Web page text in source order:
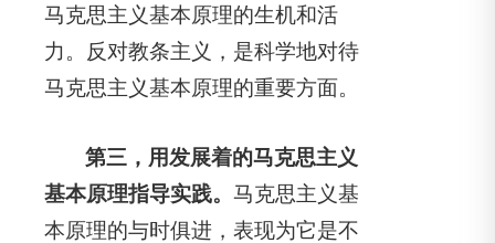
马克思主义基本原理的生机和活
力。反对教条主义，是科学地对待
马克思主义基本原理的重要方面。
第三，用发展着的马克思主义
基本原理指导实践。 马克思主义基
本原理的与时俱进，表现为它是不